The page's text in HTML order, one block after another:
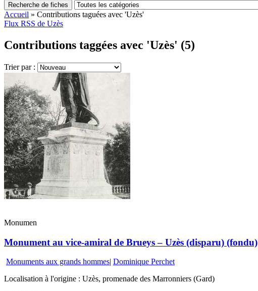
Recherche de fiches
Accueil » Contributions taguées avec 'Uzès'
Flux RSS de Uzès
Contributions taggées avec 'Uzès' (5)
Trier par :
Monumen
Monument au vice-amiral de Brueys – Uzès (disparu) (fondu)
Monuments aux grands hommes| Dominique Perchet
Localisation à l'origine : Uzès, promenade des Marronniers (Gard)